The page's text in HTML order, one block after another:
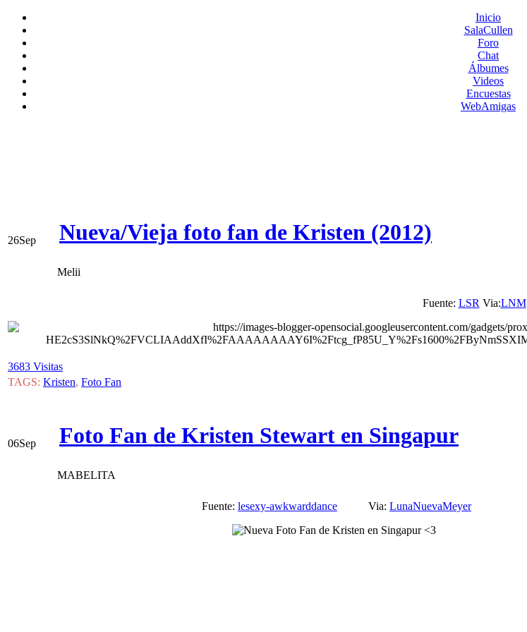
Inicio
SalaCullen
Foro
Chat
Álbumes
Videos
Encuestas
WebAmigas
26Sep Nueva/Vieja foto fan de Kristen (2012)
Melii
Fuente: LSR Via:LNM
3683 Visitas
TAGS: Kristen, Foto Fan
06Sep Foto Fan de Kristen Stewart en Singapur
MABELITA
Fuente: lesexy-awkwarddance Via: LunaNuevaMeyer